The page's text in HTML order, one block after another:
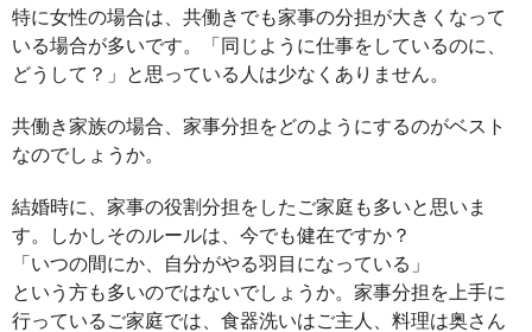
特に女性の場合は、共働きでも家事の分担が大きくなって
いる場合が多いです。「同じように仕事をしているのに、
どうして？」と思っている人は少なくありません。
共働き家族の場合、家事分担をどのようにするのがベスト
なのでしょうか。
結婚時に、家事の役割分担をしたご家庭も多いと思いま
す。しかしそのルールは、今でも健在ですか？
「いつの間にか、自分がやる羽目になっている」
という方も多いのではないでしょうか。家事分担を上手に
行っているご家庭では、食器洗いはご主人、料理は奥さん